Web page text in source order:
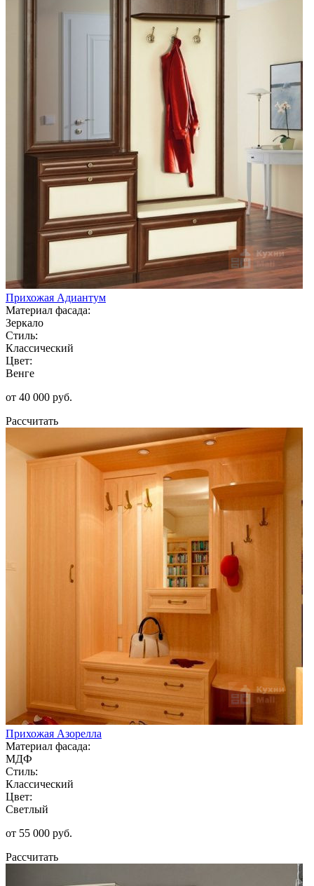
Прихожая Адиантум
Материал фасада:
Зеркало
Стиль:
Классический
Цвет:
Венге
от 40 000 руб.
Рассчитать
Прихожая Азорелла
Материал фасада:
МДФ
Стиль:
Классический
Цвет:
Светлый
от 55 000 руб.
Рассчитать